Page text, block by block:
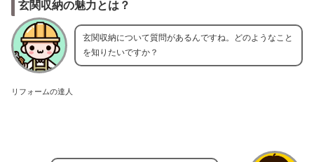
玄関収納の魅力とは？
リフォームの達人
玄関収納について質問があるんですね。どのようなこと
を知りたいですか？